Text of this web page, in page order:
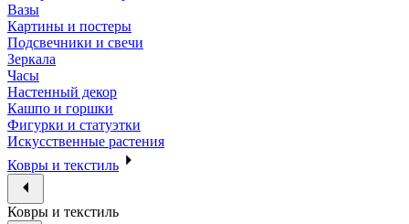
Вазы
Картины и постеры
Подсвечники и свечи
Зеркала
Часы
Настенный декор
Кашпо и горшки
Фигурки и статуэтки
Искусственные растения
Ковры и текстиль
Ковры и текстиль